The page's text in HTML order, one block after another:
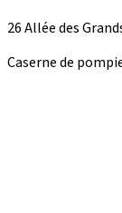
26 Allée des
Caserne de